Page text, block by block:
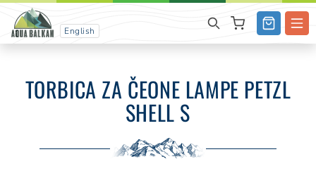
English
TORBICA ZA ČEONE LAMPE PETZL
SHELL S